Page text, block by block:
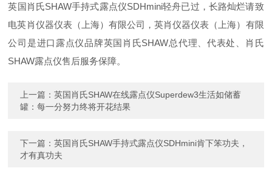
英国肖氏SHAW手持式露点仪SDHmini轻舟已过，长路灿烂请致
电英肖仪器仪表（上海）有限公司，英肖仪器仪表（上海）有限
公司是进口露点仪品牌英国肖氏SHAW总代理、代表处、肖氏
SHAW露点仪售后服务保障。
上一篇：英国肖氏SHAW在线露点仪Superdew3生活如储蓄
罐：每一分努力终将开花结果
下一篇：英国肖氏SHAW手持式露点仪SDHmini肯下笨功夫，
才有真功夫